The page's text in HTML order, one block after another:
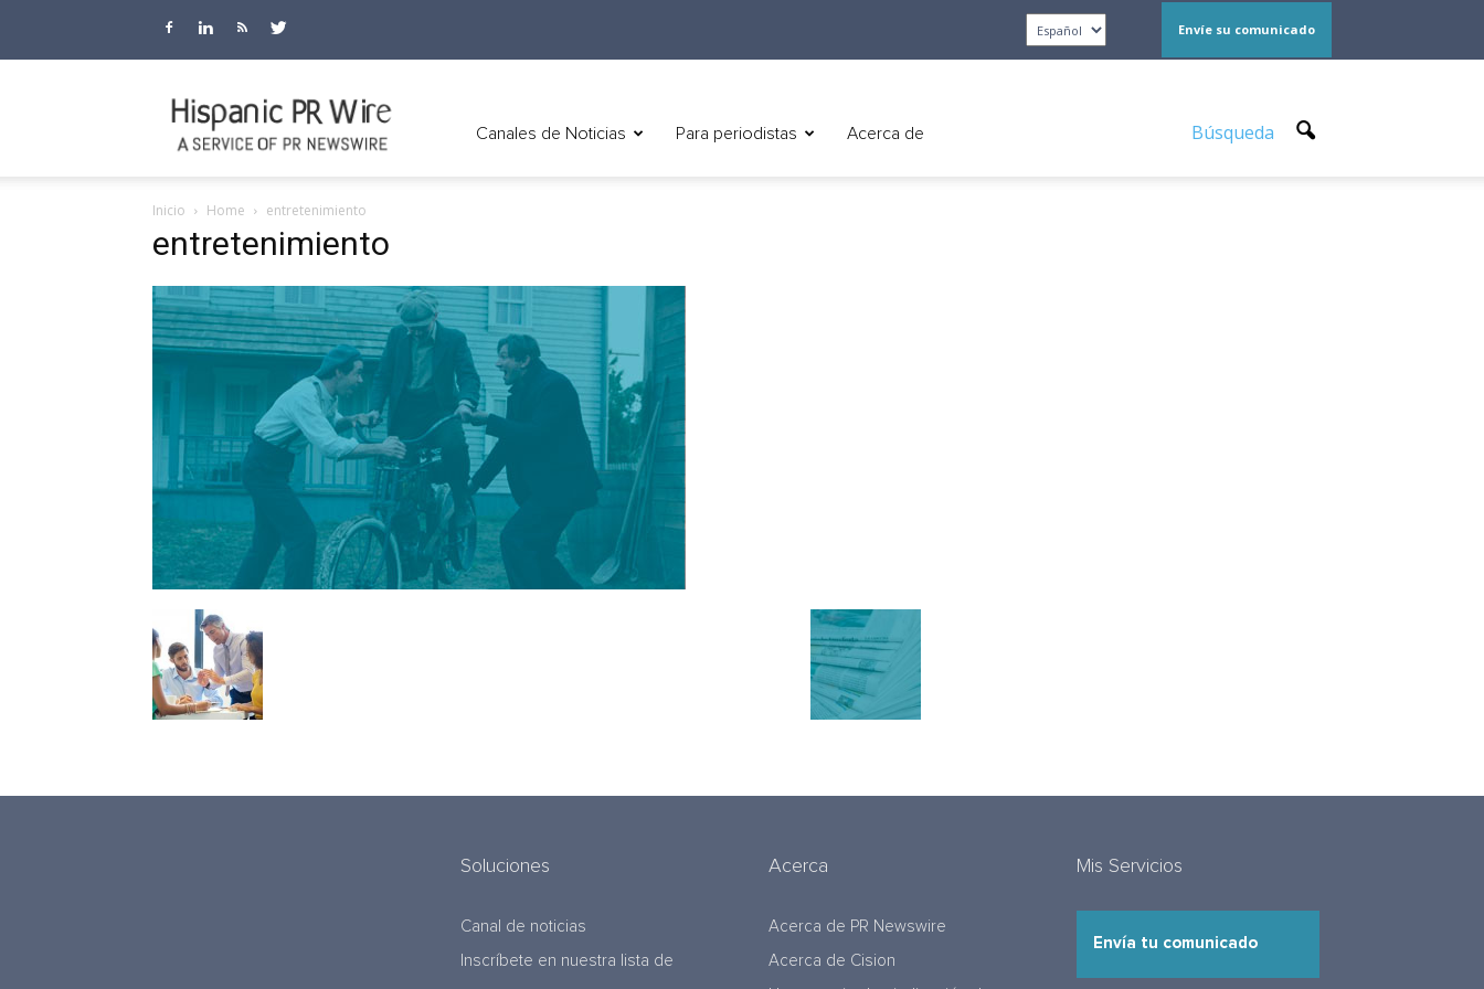
Envíe su comunicado
Wire
Canales de Noticias Para periodistas Acerca de Búsqueda
Inicio Home entretenimiento
entretenimiento
Soluciones
Canal de noticias
Inscríbete en nuestra lista de
Acerca
Acerca de PR Newswire
Acerca de Cision
Mis Servicios
Envía tu comunicado